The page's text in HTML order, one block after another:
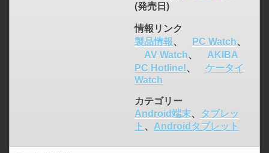
(発売日)
情報リンク
製品情報、 PC Watch、
AV Watch、
AKIBA
PC Hotline!、
ケータイ
Watch
カテゴリー
Android端末、
タブレッ
ト 、 Androidタブレット